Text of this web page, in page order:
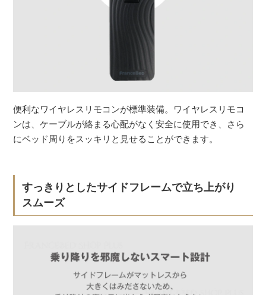
便利なワイヤレスリモコンが標準装備。ワイヤレスリモコ
ンは、ケーブルが絡まる心配がなく安全に使用でき、さら
にベッド周りをスッキリと見せることができます。
すっきりとしたサイドフレームで立ち上がり
スムーズ